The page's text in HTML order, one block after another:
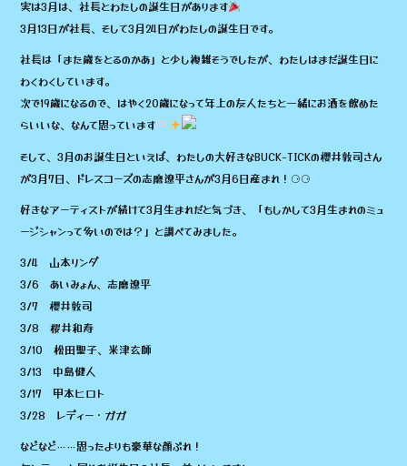
b
o
o
k
r
実は3月は、社長とわたしの誕生日があります
3月13日が社長、そして3月24日がわたしの誕生日です。
社長は「また歳をとるのかあ」と少し複雑そうでしたが、わたしはまだ誕生日に
わくわくしています。
次で19歳になるので、はやく20歳になって年上の友人たちと一緒にお酒を飲めた
らいいな、なんて思っています
そして、3月のお誕生日といえば、わたしの大好きなBUCK-TICKの櫻井敦司さん
が3月7日、ドレスコーズの志磨遼平さんが3月6日産まれ！⚆⚆
好きなアーティストが続けて3月生まれだと気づき、「もしかして3月生まれのミュ
ージシャンって多いのでは？」と調べてみました。
3/4 山本リンダ
3/6 あいみょん、志磨遼平
3/7 櫻井敦司
3/8 桜井和寿
3/10 松田聖子、米津玄師
3/13 中島健人
3/17 甲本ヒロト
3/28 レディー・ガガ
などなど……思ったよりも豪華な顔ぶれ！